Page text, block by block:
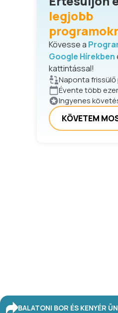
legjobb
Kövesse a
Google Hírekben
kattintással!
Naponta
Évente több
Ingyenes
KÖVETEM
BALATONI BOR ÉS KENYÉR